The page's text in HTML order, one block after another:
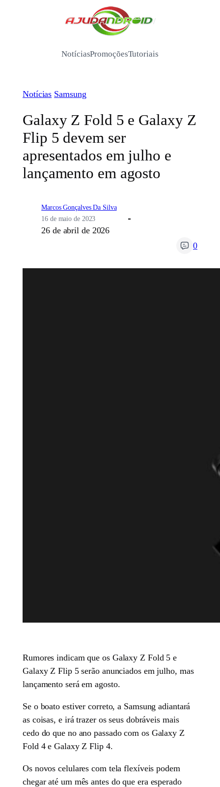
/
NotíciasPromoçõesTutoriais
Notícias Samsung
Galaxy Z Fold 5 e Galaxy Z
Flip 5 devem ser
apresentados em julho e
lançamento em agosto
Marcos Gonçalves Da Silva
16 de maio de 2023
26 de abril de 2026
0
Rumores indicam que os Galaxy Z Fold 5 e
Galaxy Z Flip 5 serão anunciados em julho, mas
lançamento será em agosto.
Se o boato estiver correto, a Samsung adiantará
as coisas, e irá trazer os seus dobráveis mais
cedo do que no ano passado com os Galaxy Z
Fold 4 e Galaxy Z Flip 4.
Os novos celulares com tela flexíveis podem
chegar até um mês antes do que era esperado